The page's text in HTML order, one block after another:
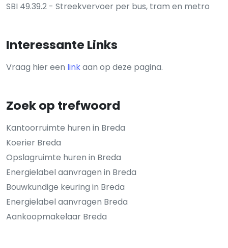
SBI 49.39.2 - Streekvervoer per bus, tram en metro
Interessante Links
Vraag hier een linkaan op deze pagina.
Zoek op trefwoord
Kantoorruimte huren in Breda
Koerier Breda
Opslagruimte huren in Breda
Energielabel aanvragen in Breda
Bouwkundige keuring in Breda
Energielabel aanvragen Breda
Aankoopmakelaar Breda